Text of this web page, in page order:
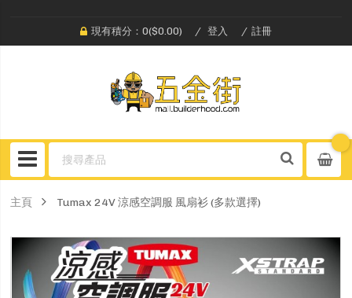
現有積分：0($0.00) 登入 註冊
主頁 Tumax 24V 涼感空調服 風扇衫 (多款選擇)